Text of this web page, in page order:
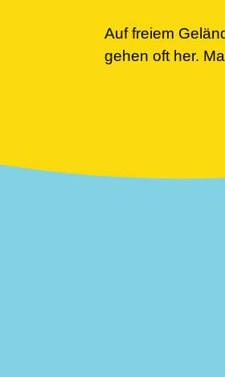
Auf freiem
gehen oft her.